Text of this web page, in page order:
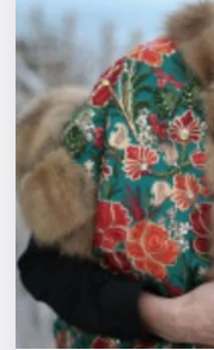
Экскурсии
Спорт
События
Города
Площадки
Артисты